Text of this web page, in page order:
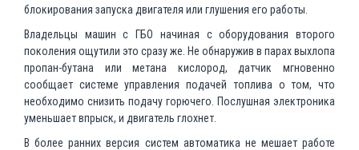
блокирования запуска двигателя или глушения его работы.
Владельцы машин с ГБО начиная с оборудования второго
поколения ощутили это сразу же. Не обнаружив в парах выхлопа
пропан-бутана или метана кислород, датчик мгновенно
сообщает системе управления подачей топлива о том, что
необходимо снизить подачу горючего. Послушная электроника
уменьшает впрыск, и двигатель глохнет.
В более ранних версия систем автоматика не мешает работе